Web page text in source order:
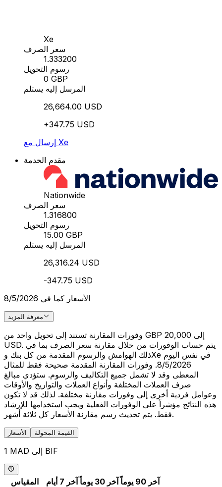
Xe
سعر الصرف
1.333200
رسوم التحويل
0 GBP
المرسل إليه يستلم
26,664.00 USD
+347.75 USD
إرسال مع Xe
مقدم الخدمة
Nationwide
سعر الصرف
1.316800
رسوم التحويل
15.00 GBP
المرسل إليه يستلم
26,316.24 USD
-347.75 USD
الأسعار كما في 8/5/2026
معرفة المزيد
وفورات المقارنة تستند إلى تحويل واحد من GBP 20,000 إلى
USD. يتم حساب الوفورات من خلال مقارنة سعر الصرف بما في
ذلك الهوامش والرسوم المقدمة من كل بنك وXe في نفس اليوم
8/5/2026. وفورات المقارنة المقدمة صحيحة فقط للمثال
المعطى وقد لا تشمل جميع التكاليف والرسوم. ستؤدي مبالغ
صرف العملات المختلفة وأنواع العملات والتواريخ والأوقات
وعوامل فردية أخرى إلى وفورات مقارنة مختلفة. لذلك قد لا تكون
هذه النتائج مؤشراً على الوفورات الفعلية ويجب استخدامها للإرشاد
فقط. يتم تحديث رسم مقارنة الأسعار كل ثلاثة أشهر.
الأسعار القيمة المحولة
1 MAD إلى BIF
المقياس آخر 7 أيام آخر 30 يوماً
آخر 90 يوماً